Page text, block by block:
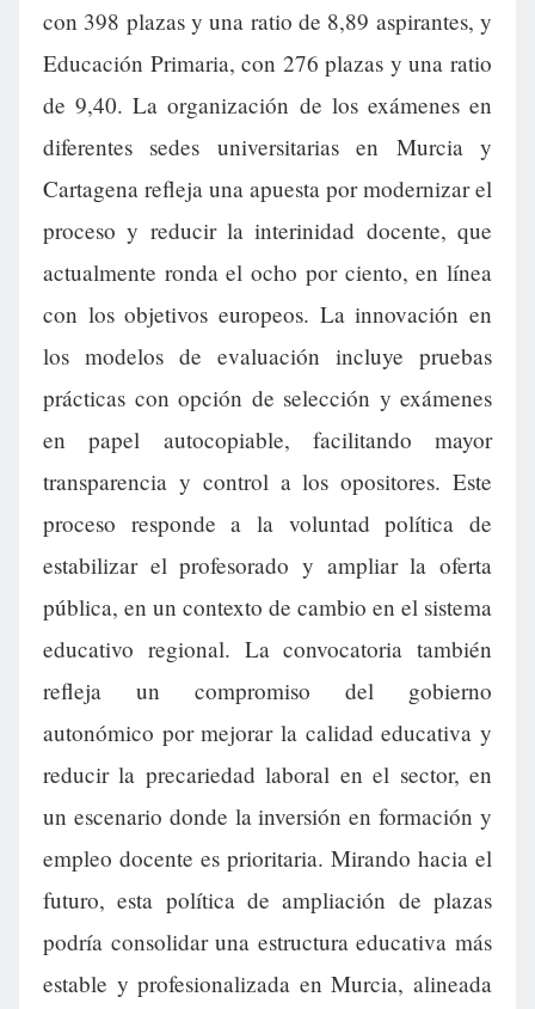
con 398 plazas y una ratio de 8,89 aspirantes, y
Educación Primaria, con 276 plazas y una ratio
de 9,40. La organización de los exámenes en
diferentes sedes universitarias en Murcia y
Cartagena refleja una apuesta por modernizar el
proceso y reducir la interinidad docente, que
actualmente ronda el ocho por ciento, en línea
con los objetivos europeos. La innovación en
los modelos de evaluación incluye pruebas
prácticas con opción de selección y exámenes
en papel autocopiable, facilitando mayor
transparencia y control a los opositores. Este
proceso responde a la voluntad política de
estabilizar el profesorado y ampliar la oferta
pública, en un contexto de cambio en el sistema
educativo regional. La convocatoria también
refleja un compromiso del gobierno
autonómico por mejorar la calidad educativa y
reducir la precariedad laboral en el sector, en
un escenario donde la inversión en formación y
empleo docente es prioritaria. Mirando hacia el
futuro, esta política de ampliación de plazas
podría consolidar una estructura educativa más
estable y profesionalizada en Murcia, alineada